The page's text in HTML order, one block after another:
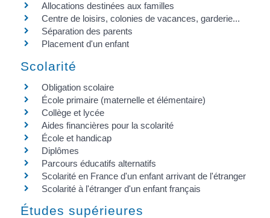
Allocations destinées aux familles
Centre de loisirs, colonies de vacances, garderie...
Séparation des parents
Placement d'un enfant
Scolarité
Obligation scolaire
École primaire (maternelle et élémentaire)
Collège et lycée
Aides financières pour la scolarité
École et handicap
Diplômes
Parcours éducatifs alternatifs
Scolarité en France d'un enfant arrivant de l'étranger
Scolarité à l'étranger d'un enfant français
Études supérieures